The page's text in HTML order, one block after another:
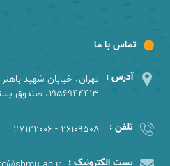
تماس با ما
آدرس : تهران، خیابان شهید
1956944413، صندوق پستی 19575154
تلفن :